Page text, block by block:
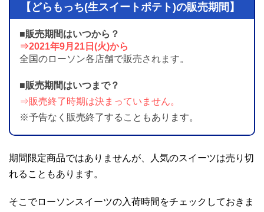
【どらもっち(生スイートポテト)の販売期間】
■販売期間はいつから？
⇒2021年9月21日(火)から
全国のローソン各店舗で販売されます。
■販売期間はいつまで？
⇒販売終了時期は決まっていません。
※予告なく販売終了することもあります。
期間限定商品ではありませんが、人気のスイーツは売り切
れることもあります。
そこでローソンスイーツの入荷時間をチェックしておきま